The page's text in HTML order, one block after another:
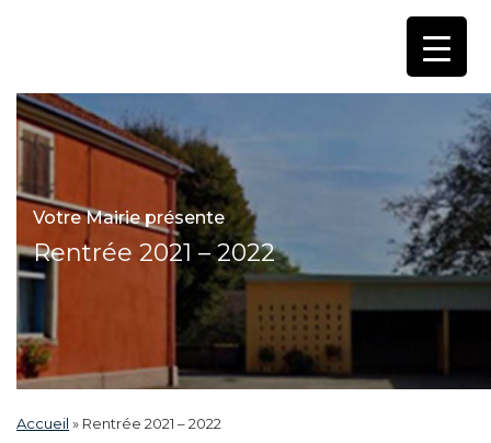
Votre Mairie présente
Rentrée 2021 – 2022
Accueil » Rentrée 2021 – 2022